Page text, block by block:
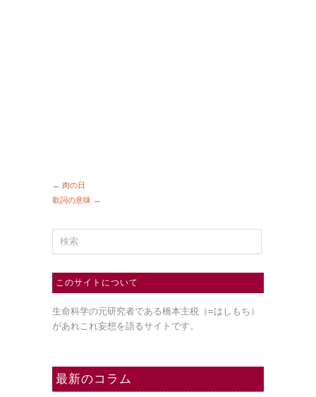
← 肉の日
歌詞の意味 →
このサイトについて
生命科学の元研究者である橋本主税（=はしもち）
があれこれ妄想を語るサイトです。
最新のコラム